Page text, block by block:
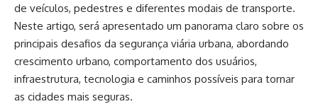
de veículos, pedestres e diferentes modais de transporte.
Neste artigo, será apresentado um panorama claro sobre os
principais desafios da segurança viária urbana, abordando
crescimento urbano, comportamento dos usuários,
infraestrutura, tecnologia e caminhos possíveis para tornar
as cidades mais seguras.